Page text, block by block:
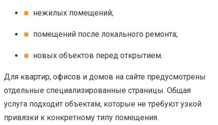
нежилых помещений;
помещений после локального ремонта;
новых объектов перед открытием.
Для квартир, офисов и домов на сайте предусмотрены
отдельные специализированные страницы. Общая
услуга подходит объектам, которые не требуют узкой
привязки к конкретному типу помещения.